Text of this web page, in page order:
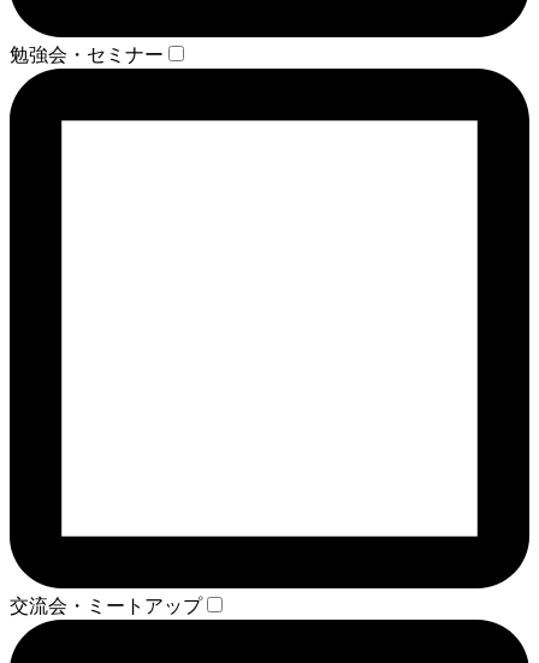
勉強会・セミナー
交流会・ミートアップ